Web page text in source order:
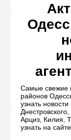
Самые свежие
районов
узнать
Арциз, Килия,
узнать на